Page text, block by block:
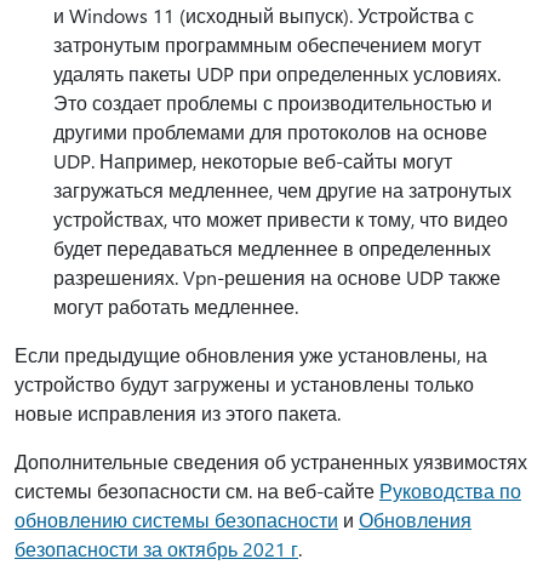
и Windows 11 (исходный выпуск). Устройства с
затронутым программным обеспечением могут
удалять пакеты UDP при определенных условиях.
Это создает проблемы с производительностью и
другими проблемами для протоколов на основе
UDP. Например, некоторые веб-сайты могут
загружаться медленнее, чем другие на затронутых
устройствах, что может привести к тому, что видео
будет передаваться медленнее в определенных
разрешениях. Vpn-решения на основе UDP также
могут работать медленнее.
Если предыдущие обновления уже установлены, на
устройство будут загружены и установлены только
новые исправления из этого пакета.
Дополнительные сведения об устраненных уязвимостях
системы безопасности см. на веб-сайте Руководства по
обновлению системы безопасности и Обновления
безопасности за октябрь 2021 г.